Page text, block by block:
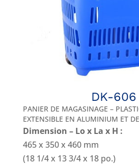
DK-606
PANIER DE MAGASINAGE –
EXTENSIBLE EN ALUMINIUM ET
Dimension – Lo x La x H :
465 x 350 x 460 mm
(18 1/4 x 13 3/4 x 18 po.)